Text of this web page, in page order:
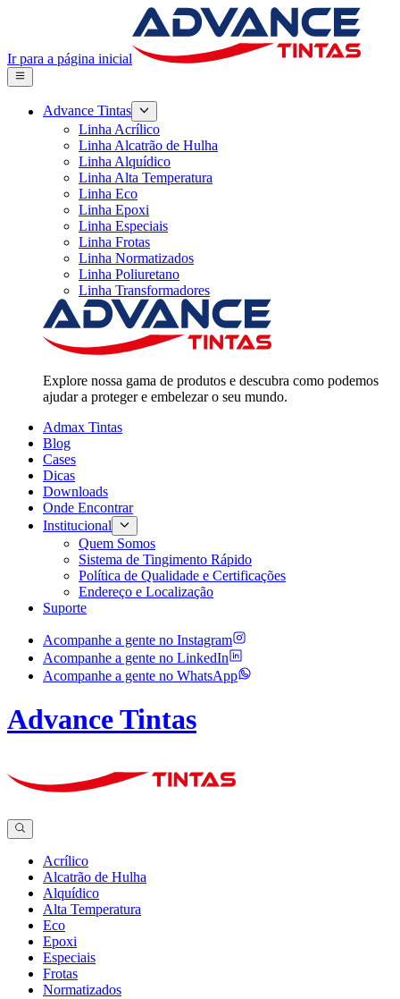
Ir para a página inicial
Advance Tintas
Linha Acrílico
Linha Alcatrão de Hulha
Linha Alquídico
Linha Alta Temperatura
Linha Eco
Linha Epoxi
Linha Especiais
Linha Frotas
Linha Normatizados
Linha Poliuretano
Linha Transformadores
Explore nossa gama de produtos e descubra como podemos
ajudar a proteger e embelezar o seu mundo.
Admax Tintas
Blog
Cases
Dicas
Downloads
Onde Encontrar
Institucional
Quem Somos
Sistema de Tingimento Rápido
Política de Qualidade e Certificações
Endereço e Localização
Suporte
Acompanhe a gente no Instagram
Acompanhe a gente no LinkedIn
Acompanhe a gente no WhatsApp
Advance Tintas
Acrílico
Alcatrão de Hulha
Alquídico
Alta Temperatura
Eco
Epoxi
Especiais
Frotas
Normatizados